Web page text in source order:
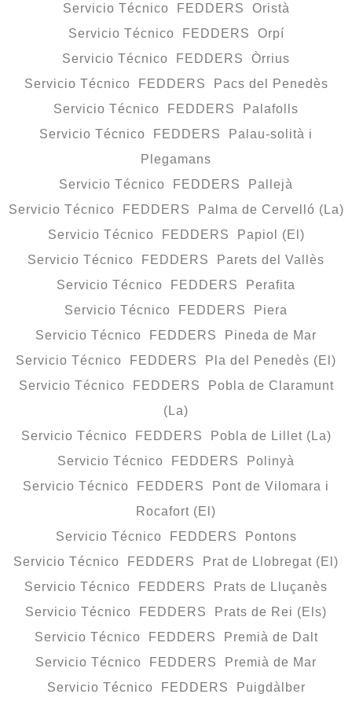
Servicio Técnico FEDDERS Oristà
Servicio Técnico FEDDERS Orpí
Servicio Técnico FEDDERS Òrrius
Servicio Técnico FEDDERS Pacs del Penedès
Servicio Técnico FEDDERS Palafolls
Servicio Técnico FEDDERS Palau-solità i
Plegamans
Servicio Técnico FEDDERS Pallejà
Servicio Técnico FEDDERS Palma de Cervelló (La)
Servicio Técnico FEDDERS Papiol (El)
Servicio Técnico FEDDERS Parets del Vallès
Servicio Técnico FEDDERS Perafita
Servicio Técnico FEDDERS Piera
Servicio Técnico FEDDERS Pineda de Mar
Servicio Técnico FEDDERS Pla del Penedès (El)
Servicio Técnico FEDDERS Pobla de Claramunt
(La)
Servicio Técnico FEDDERS Pobla de Lillet (La)
Servicio Técnico FEDDERS Polinyà
Servicio Técnico FEDDERS Pont de Vilomara i
Rocafort (El)
Servicio Técnico FEDDERS Pontons
Servicio Técnico FEDDERS Prat de Llobregat (El)
Servicio Técnico FEDDERS Prats de Lluçanès
Servicio Técnico FEDDERS Prats de Rei (Els)
Servicio Técnico FEDDERS Premià de Dalt
Servicio Técnico FEDDERS Premià de Mar
Servicio Técnico FEDDERS Puigdàlber